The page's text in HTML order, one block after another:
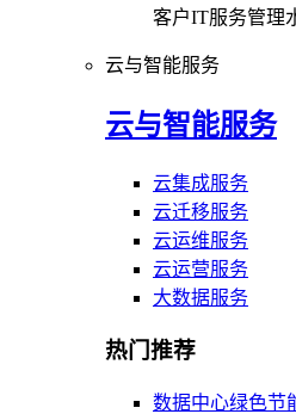
客户IT服务管理
云与智能服务
云与智能服务
云集成服务
云迁移服务
云运维服务
云运营服务
大数据服务
热门推荐
数据中心绿色节